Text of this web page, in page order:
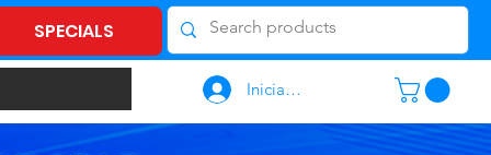
Iniciar sesión
SPECIALS